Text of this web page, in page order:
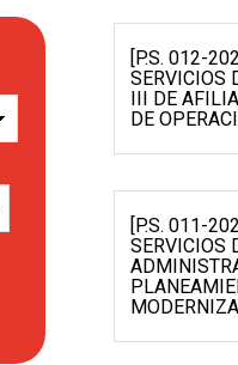
[P.S. 012-
SERVICIOS
III DE
DE
[P.S. 011-
SERVICIOS